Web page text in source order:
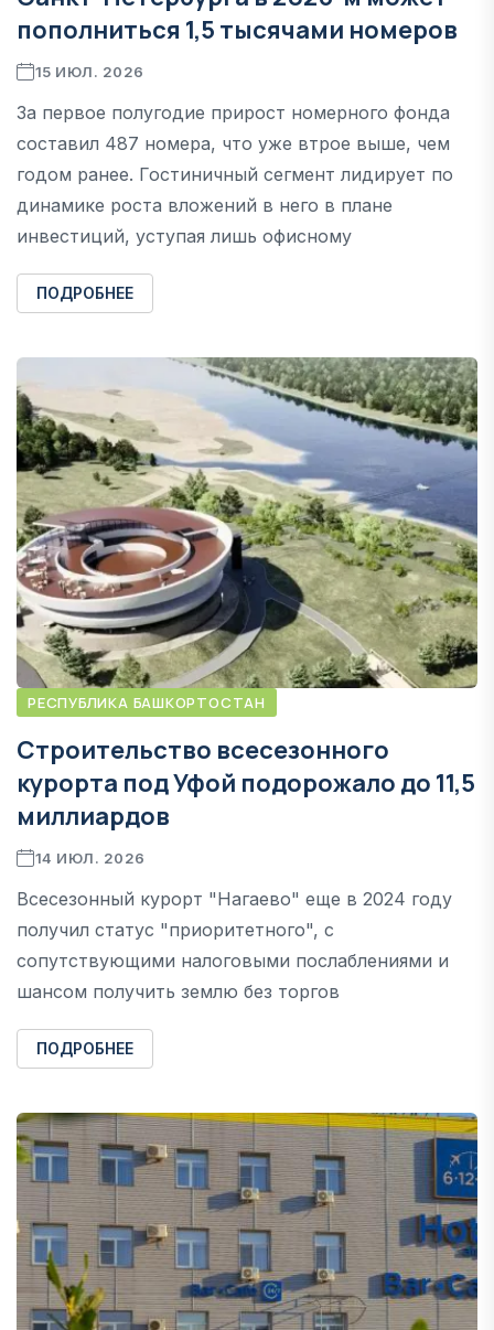
пополниться 1,5 тысячами номеров
15 ИЮЛ. 2026
За первое полугодие прирост номерного фонда
составил 487 номера, что уже втрое выше, чем
годом ранее. Гостиничный сегмент лидирует по
динамике роста вложений в него в плане
инвестиций, уступая лишь офисному
ПОДРОБНЕЕ
РЕСПУБЛИКА БАШКОРТОСТАН
Строительство всесезонного
курорта под Уфой подорожало до 11,5
миллиардов
14 ИЮЛ. 2026
Всесезонный курорт "Нагаево" еще в 2024 году
получил статус "приоритетного", с
сопутствующими налоговыми послаблениями и
шансом получить землю без торгов
ПОДРОБНЕЕ